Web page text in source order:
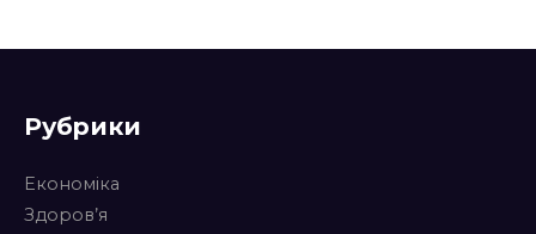
Рубрики
Економіка
Здоров’я